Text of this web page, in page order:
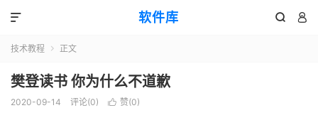
软件库  

技术教程  正文
樊登读书 你为什么不道歉
2020-09-14 评论(0)  赞(0)